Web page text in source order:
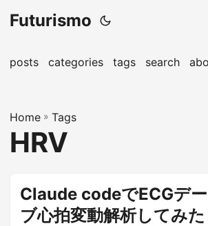
Futurismo
posts categories tags search
Home » Tags
HRV
Claude codeでECGデ
ブ心拍変動解析してみた